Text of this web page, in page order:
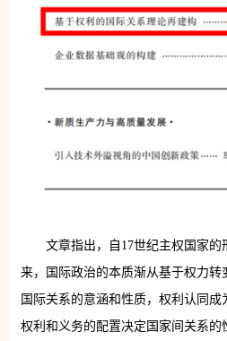
文章指出，自17世纪主权国家的
来，国际政治的本质渐从基于权力转
国际关系的意涵和性质，权利认同成
权利和义务的配置决定国家间关系